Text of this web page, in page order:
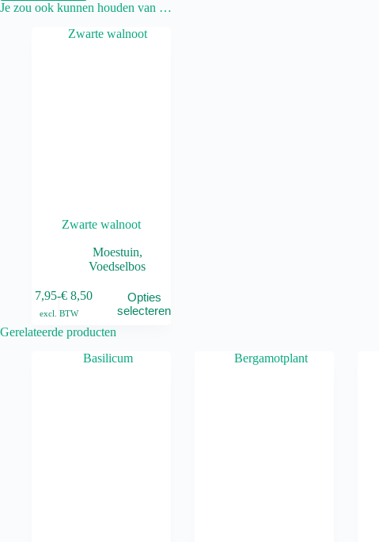
Je zou ook kunnen houden van …
Zwarte walnoot
Moestuin,
Voedselbos
7,95-€8,50
Prijsklasse:
tot
€ 8,50
excl. BTW
Opties
selecteren
product
heeft
meerdere
Gerelateerde producten